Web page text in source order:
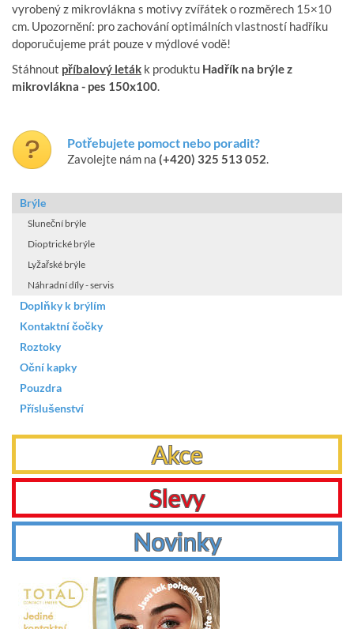
vyrobený z mikrovlákna s motivy zvířátek o rozměrech 15×10
cm. Upozornění: pro zachování optimálních vlastností hadříku
doporučujeme prát pouze v mýdlové vodě!
Stáhnout příbalový leták k produktu Hadřík na brýle z
mikrovlákna - pes 150x100.
Potřebujete pomoct nebo poradit?
Zavolejte nám na (+420) 325 513 052.
Brýle
Sluneční brýle
Dioptrické brýle
Lyžařské brýle
Náhradní díly - servis
Doplňky k brýlím
Kontaktní čočky
Roztoky
Oční kapky
Pouzdra
Příslušenství
Akce
Slevy
Novinky